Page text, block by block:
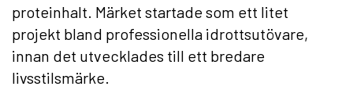
proteinhalt. Märket startade som ett litet
projekt bland professionella idrottsutövare,
innan det utvecklades till ett bredare
livsstilsmärke.